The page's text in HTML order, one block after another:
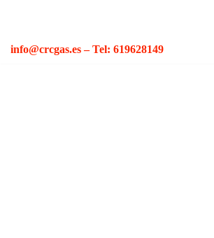
al
info@crcgas.es – Tel: 619628149